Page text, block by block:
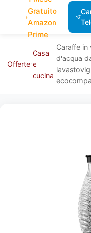
Gratuito
Amazon
Prime
Offerte
Casa
e
cucina
Caraffe in
d'acqua